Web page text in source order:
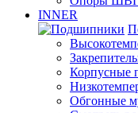
INNER
Корпусные
Обгонные